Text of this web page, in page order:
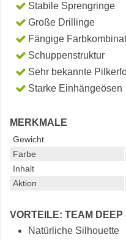
Stabile Sprengringe
Große Drillinge
Fängige
Schuppenstruktur
Sehr bekannte
Starke Einhängeösen
MERKMALE
Gewicht
Farbe
Inhalt
Aktion
VORTEILE: TEAM
Natürliche Silhouette